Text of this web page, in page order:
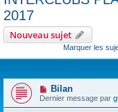
2017
Nouveau sujet
Marquer les
Bilan
Dernier message par